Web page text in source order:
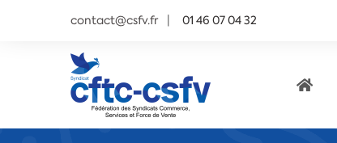
contact@csfv.fr 01 46 07 04 32